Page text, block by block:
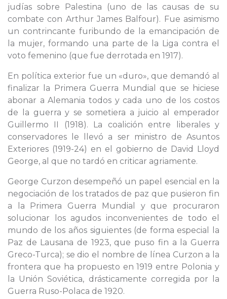
judías sobre Palestina (uno de las causas de su
combate con Arthur James Balfour). Fue asimismo
un contrincante furibundo de la emancipación de
la mujer, formando una parte de la Liga contra el
voto femenino (que fue derrotada en 1917).
En política exterior fue un «duro», que demandó al
finalizar la Primera Guerra Mundial que se hiciese
abonar a Alemania todos y cada uno de los costos
de la guerra y se sometiera a juicio al emperador
Guillermo II (1918). La coalición entre liberales y
conservadores le llevó a ser ministro de Asuntos
Exteriores (1919-24) en el gobierno de David Lloyd
George, al que no tardó en criticar agriamente.
George Curzon desempeñó un papel esencial en la
negociación de los tratados de paz que pusieron fin
a la Primera Guerra Mundial y que procuraron
solucionar los agudos inconvenientes de todo el
mundo de los años siguientes (de forma especial la
Paz de Lausana de 1923, que puso fin a la Guerra
Greco-Turca); se dio el nombre de línea Curzon a la
frontera que ha propuesto en 1919 entre Polonia y
la Unión Soviética, drásticamente corregida por la
Guerra Ruso-Polaca de 1920.